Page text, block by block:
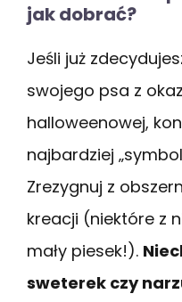
jak dobrać?
Jeśli już
swojego psa z
halloweenowej,
najbardziej
Zrezygnuj z
kreacji (niektóre z
mały piesek!).
sweterek czy